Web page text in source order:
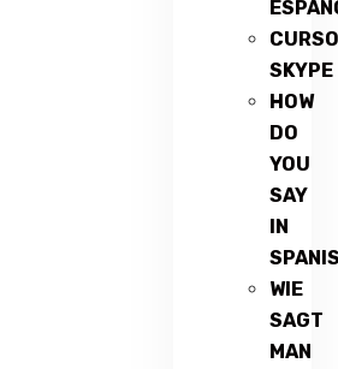
SKYPE
HOW
DO
YOU
SAY
IN
WIE
SAGT
MAN